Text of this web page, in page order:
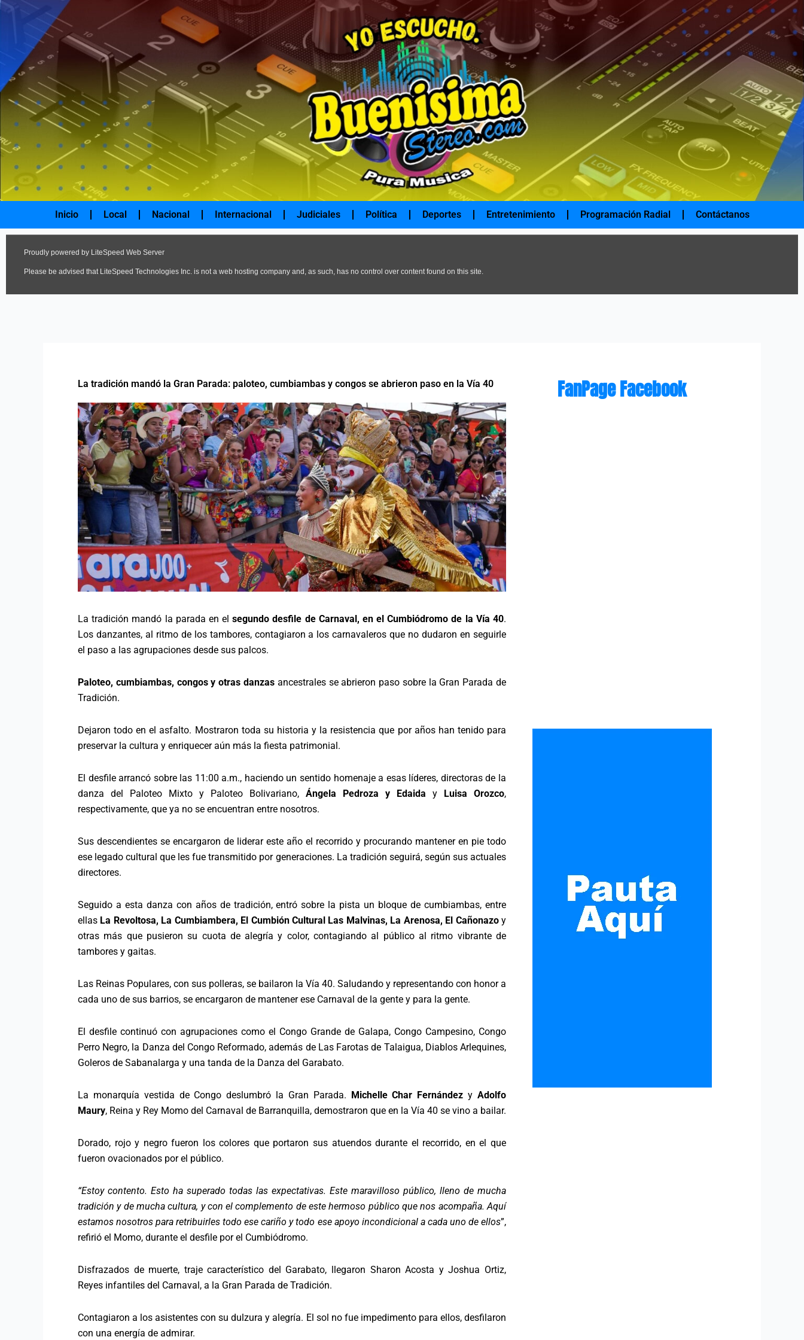
Ir
contenido
Inicio Local Nacional Internacional Judiciales Política Deportes Entretenimiento Programación Radial Contáctanos
La tradición mandó la Gran Parada: paloteo, cumbiambas y congos se abrieron paso en la Vía 40
La tradición mandó la parada en elsegundo desfile de Carnaval, en el Cumbiódromo de la Vía 40.
Los danzantes, al ritmo de los tambores, contagiaron a los carnavaleros que no dudaron en seguirle
el paso a las agrupaciones desde sus palcos.
Paloteo, cumbiambas, congos y otras danzas ancestrales se abrieron paso sobre la Gran Parada de
Tradición.
Dejaron todo en el asfalto. Mostraron toda su historia y la resistencia que por años han tenido para
preservar la cultura y enriquecer aún más la fiesta patrimonial.
El desfile arrancó sobre las 11:00 a.m., haciendo un sentido homenaje a esas líderes, directoras de la
danza del Paloteo Mixto y Paloteo Bolivariano, Ángela Pedroza y Edaida y Luisa Orozco,
respectivamente, que ya no se encuentran entre nosotros.
Sus descendientes se encargaron de liderar este año el recorrido y procurando mantener en pie todo
ese legado cultural que les fue transmitido por generaciones. La tradición seguirá, según sus actuales
directores.
Seguido a esta danza con años de tradición, entró sobre la pista un bloque de cumbiambas, entre
ellas La Revoltosa, La Cumbiambera, El Cumbión Cultural Las Malvinas, La Arenosa, El Cañonazoy
otras más que pusieron su cuota de alegría y color, contagiando al público al ritmo vibrante de
tambores y gaitas.
Las Reinas Populares, con sus polleras, se bailaron la Vía 40. Saludando y representando con honor a
cada uno de sus barrios, se encargaron de mantener ese Carnaval de la gente y para la gente.
El desfile continuó con agrupaciones como el Congo Grande de Galapa, Congo Campesino, Congo
Perro Negro, la Danza del Congo Reformado, además de Las Farotas de Talaigua, Diablos Arlequines,
Goleros de Sabanalarga y una tanda de la Danza del Garabato.
La monarquía vestida de Congo deslumbró la Gran Parada. Michelle Char Fernández yAdolfo
Maury, Reina y Rey Momo del Carnaval de Barranquilla, demostraron que en la Vía 40 se vino a bailar.
Dorado, rojo y negro fueron los colores que portaron sus atuendos durante el recorrido, en el que
fueron ovacionados por el público.
“Estoy contento. Esto ha superado todas las expectativas. Este maravilloso público, lleno de mucha
tradición y de mucha cultura, y con el complemento de este hermoso público que nos acompaña. Aquí
estamos nosotros para retribuirles todo ese cariño y todo ese apoyo incondicional a cada uno de ellos”,
refirió el Momo, durante el desfile por el Cumbiódromo.
Disfrazados de muerte, traje característico del Garabato, llegaron Sharon Acosta y Joshua Ortiz,
Reyes infantiles del Carnaval, a la Gran Parada de Tradición.
Contagiaron a los asistentes con su dulzura y alegría. El sol no fue impedimento para ellos, desfilaron
con una energía de admirar.
FanPage Facebook